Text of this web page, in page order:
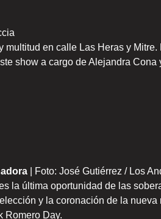
multitud en calle Las Heras y
show a cargo de Alejandra Cona
| Foto: José Gutiérrez / Los
la última oportunidad de las
y la coronación de la
Romero Day.